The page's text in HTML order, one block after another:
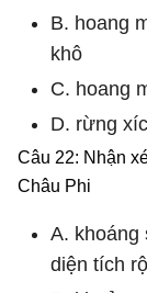
B. hoang
khô
C. hoang
D. rừng
Câu 22: Nhận
Châu Phi
A. khoáng
diện tích